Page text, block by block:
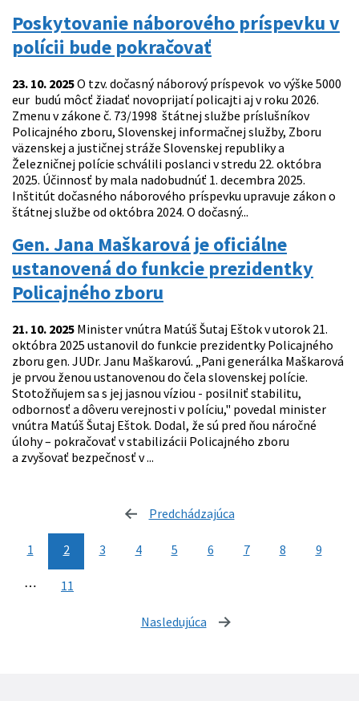
Poskytovanie náborového príspevku v
polícii bude pokračovať
23. 10. 2025O tzv. dočasný náborový príspevok vo výške 5000
eur budú môcť žiadať novoprijatí policajti aj v roku 2026.
Zmenu v zákone č. 73/1998 štátnej službe príslušníkov
Policajného zboru, Slovenskej informačnej služby, Zboru
väzenskej a justičnej stráže Slovenskej republiky a
Železničnej polície schválili poslanci v stredu 22. októbra
2025. Účinnosť by mala nadobudnúť 1. decembra 2025.
Inštitút dočasného náborového príspevku upravuje zákon o
štátnej službe od októbra 2024. O dočasný...
Gen. Jana Maškarová je oficiálne
ustanovená do funkcie prezidentky
Policajného zboru
21. 10. 2025 Minister vnútra Matúš Šutaj Eštok v utorok 21.
októbra 2025 ustanovil do funkcie prezidentky Policajného
zboru gen. JUDr. Janu Maškarovú. „Pani generálka Maškarová
je prvou ženou ustanovenou do čela slovenskej polície.
Stotožňujem sa s jej jasnou víziou - posilniť stabilitu,
odbornosť a dôveru verejnosti v políciu," povedal minister
vnútra Matúš Šutaj Eštok. Dodal, že sú pred ňou náročné
úlohy – pokračovať v stabilizácii Policajného zboru
a zvyšovať bezpečnosť v ...
Predchádzajúca
1 2 3 4 5 6 7 8 9
⋯ 11
Nasledujúca stránka